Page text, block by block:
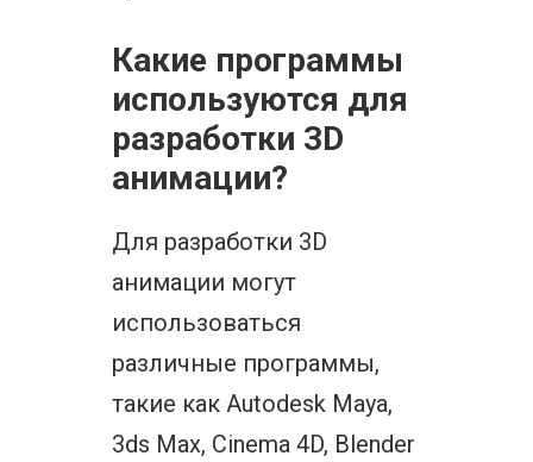
Какие программы
используются для
разработки 3D
анимации?
Для разработки 3D
анимации могут
использоваться
различные программы,
такие как Autodesk Maya,
3ds Max, Cinema 4D, Blender